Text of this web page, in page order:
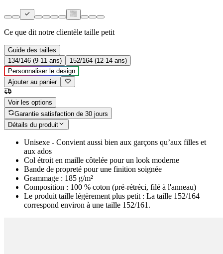
Ce que dit notre clientèle taille petit
Guide des tailles
134/146 (9-11 ans)
152/164 (12-14 ans)
Personnaliser le design
Ajouter au panier
Voir les options
Garantie satisfaction de 30 jours
Détails du produit
Unisexe - Convient aussi bien aux garçons qu’aux filles et
aux ados
Col étroit en maille côtelée pour un look moderne
Bande de propreté pour une finition soignée
Grammage : 185 g/m²
Composition : 100 % coton (pré-rétréci, filé à l'anneau)
Le produit taille légèrement plus petit : La taille 152/164
correspond environ à une taille 152/161.